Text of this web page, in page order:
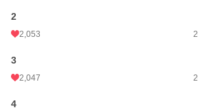
「子爵令嬢のマルヴィナ嬢を、あ、愛人としてぼく
が出なかった。
2
2,053
3
2,047
4